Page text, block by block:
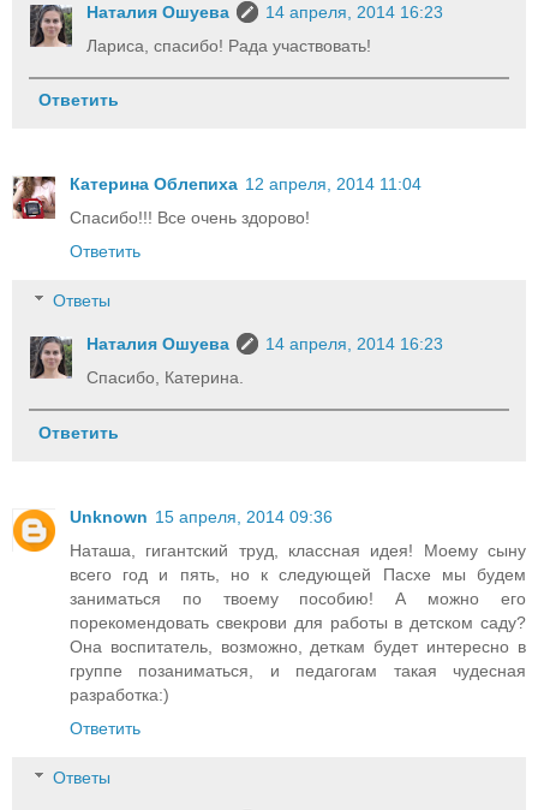
Наталия Ошуева
14 апреля, 2014 16:23
Лариса, спасибо! Рада участвовать!
Ответить
Катерина Облепиха 12 апреля, 2014 11:04
Спасибо!!! Все очень здорово!
Ответить
Ответы
Наталия Ошуева
14 апреля, 2014 16:23
Спасибо, Катерина.
Ответить
Unknown 15 апреля, 2014 09:36
Наташа, гигантский труд, классная идея! Моему сыну
всего год и пять, но к следующей Пасхе мы будем
заниматься по твоему пособию! А можно его
порекомендовать свекрови для работы в детском саду?
Она воспитатель, возможно, деткам будет интересно в
группе позаниматься, и педагогам такая чудесная
разработка:)
Ответить
Ответы